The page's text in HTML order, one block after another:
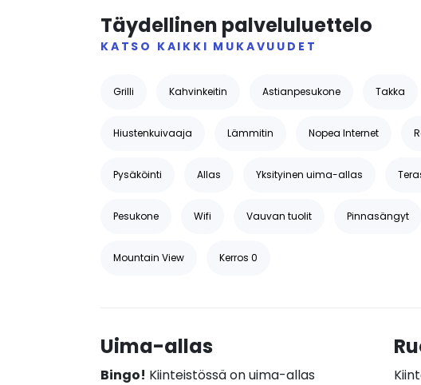
Täydellinen palveluluettelo
KATSO KAIKKI MUKAVUUDET
Grilli Kahvinkeitin Astianpesukone Takka
Hiustenkuivaaja Lämmitin Nopea Internet
Pysäköinti Allas Yksityinen uima-allas
Pesukone Wifi Vauvan tuolit Pinnasängyt
Mountain View Kerros 0
Uima-allas
Bingo! Kiinteistössä on uima-allas